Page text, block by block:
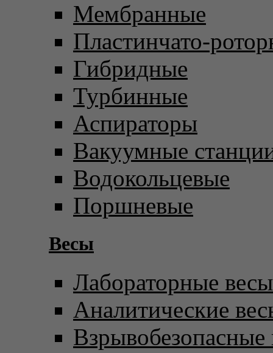
Мембранные
Пластинчато-
Гибридные
Турбинные
Аспираторы
Вакуумные
Водокольцевые
Поршневые
Весы
Лабораторные весы
Аналитические
Взрывобезопасные